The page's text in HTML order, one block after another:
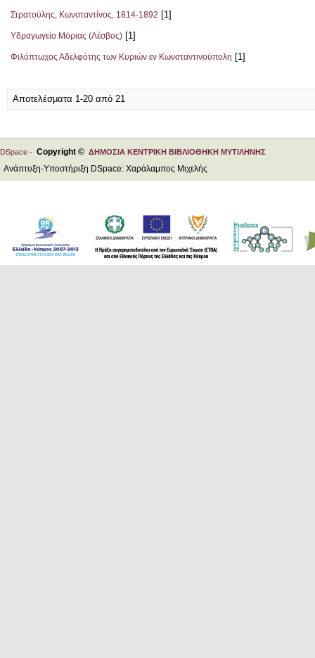
Στρατούλης, Κωνσταντίνος, 1814-1892 [1]
Υδραγωγείο Μόριας (Λέσβος) [1]
Φιλόπτωχος Αδελφότης των Κυριών εν Κωνσταντινούπολη [1]
Αποτελέσματα 1-20 από 21
DSpace - Copyright © ΔΗΜΟΣΙΑ ΚΕΝΤΡΙΚΗ ΒΙΒΛΙΟΘΗΚΗ ΜΥΤΙΛΗΝΗΣ
Ανάπτυξη-Υποστήριξη DSpace: Χαράλαμπος Μιχελής